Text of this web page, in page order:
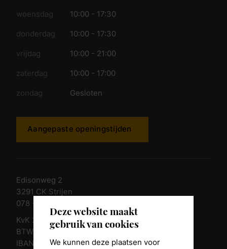
Deze website maakt
gebruik van cookies
We kunnen deze plaatsen voor
woensdag 10:00 - 17:30
donderdag 10:00 - 17:30
vrijdag 10:00 - 21:00
zaterdag 10:00 - 17:00
zondag Gesloten
Aangepaste openingstijden
Edisonweg 2
3291 CK Strijen
078 - 674 84 85
KvK 23011135
BTW nr. NL 805098938.B.01
IBAN NL10 RABO 0361 8039 58